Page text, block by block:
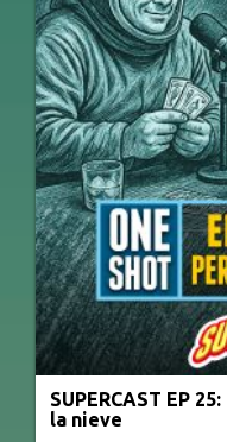
SUPERCAST EP
la nieve